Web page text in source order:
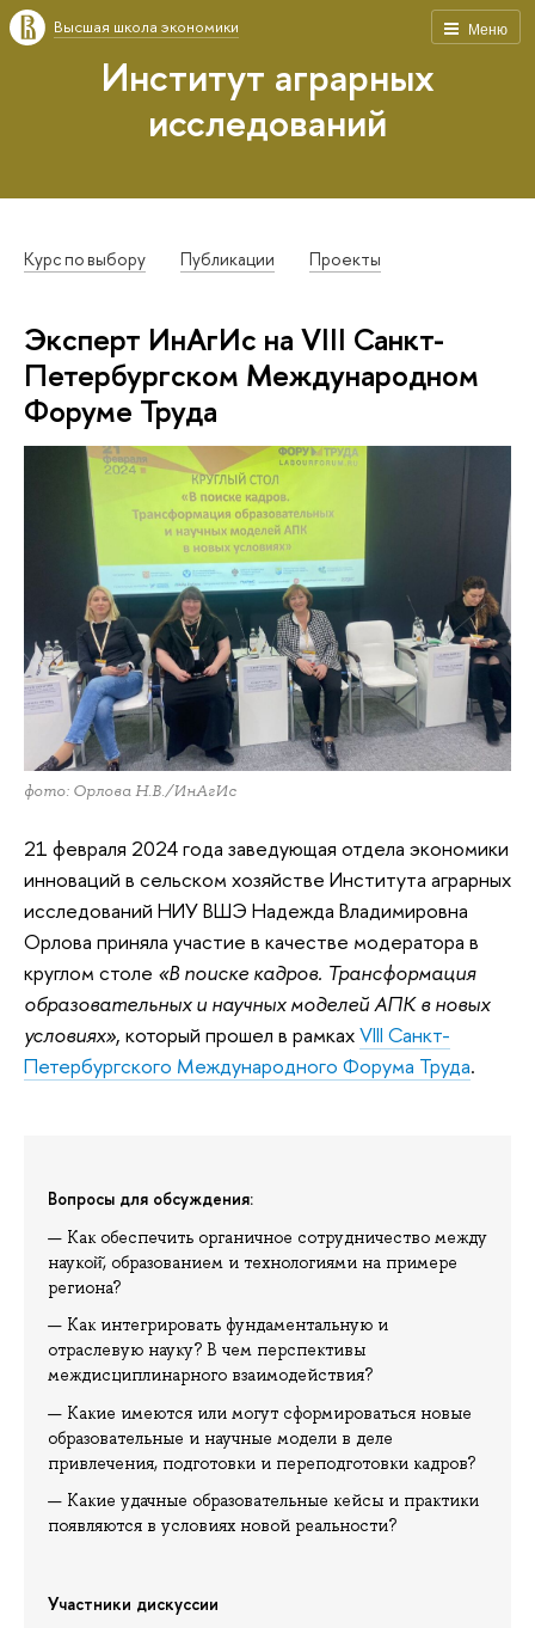
Меню
Высшая школа экономики
Институт аграрных
исследований
Курс по выбору Публикации Проекты
Эксперт ИнАгИс на VIII Санкт-
Петербургском Международном
Форуме Труда
фото: Орлова Н.В./ИнАгИс
21 февраля 2024 года заведующая отдела экономики
инноваций в сельском хозяйстве Института аграрных
исследований НИУ ВШЭ Надежда Владимировна
Орлова приняла участие в качестве модератора в
круглом столе «В поиске кадров. Трансформация
образовательных и научных моделей АПК в новых
условиях», который прошел в рамкахVIII Санкт-
Петербургского Международного Форума Труда.
Вопросы для обсуждения:
Как обеспечить органичное сотрудничество между
наукой̆, образованием и технологиями на примере
региона?
Как интегрировать фундаментальную и
отраслевую науку? В чем перспективы
междисциплинарного взаимодействия?
Какие имеются или могут сформироваться новые
образовательные и научные модели в деле
привлечения, подготовки и переподготовки кадров?
Какие удачные образовательные кейсы и практики
появляются в условиях новой реальности?
Участники дискуссии